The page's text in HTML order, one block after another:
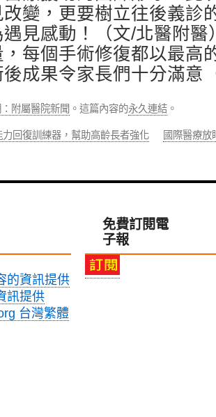
變，更要樹立往後義診
見感動！（文/北醫附醫
每個手術修復都以最高
後成果令家長們十分滿意
附屬醫院新聞 。這篇內容的永久連結 。
回復訓練器，幫助高齡長者強化
國際醫療放
的資訊提供
訊提供
台灣繁體
免費訂閱電
子報